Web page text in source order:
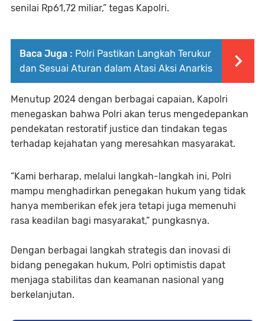
senilai Rp61,72 miliar,” tegas Kapolri.
Baca Juga : Polri Pastikan Langkah Terukur
dan Sesuai Aturan dalam Atasi Aksi Anarkis
Menutup 2024 dengan berbagai capaian, Kapolri
menegaskan bahwa Polri akan terus mengedepankan
pendekatan restoratif justice dan tindakan tegas
terhadap kejahatan yang meresahkan masyarakat.
“Kami berharap, melalui langkah-langkah ini, Polri
mampu menghadirkan penegakan hukum yang tidak
hanya memberikan efek jera tetapi juga memenuhi
rasa keadilan bagi masyarakat,” pungkasnya.
Dengan berbagai langkah strategis dan inovasi di
bidang penegakan hukum, Polri optimistis dapat
menjaga stabilitas dan keamanan nasional yang
berkelanjutan.